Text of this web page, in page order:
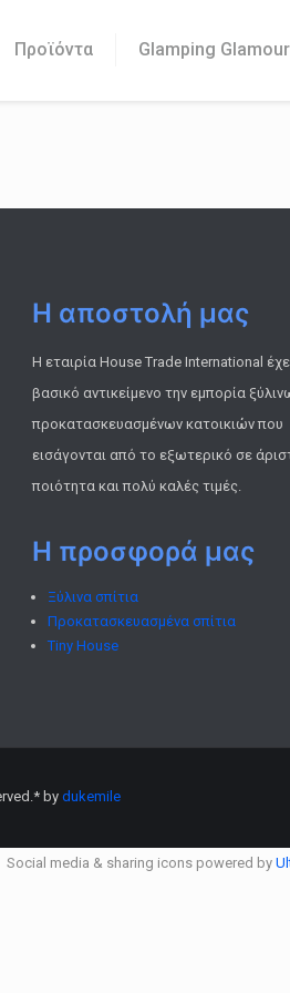
Προϊόντα Glamping Glamour
Η αποστολή μας
Η εταιρία House Trade International
βασικό αντικείμενο την εμπορία
προκατασκευασμένων κατοικιών που
εισάγονται από το εξωτερικό σε
ποιότητα και πολύ καλές τιμές.
Η προσφορά μας
Ξύλινα σπίτια
Προκατασκευασμένα σπίτια
Tiny House
by dukemile
Social media & sharing icons powered by